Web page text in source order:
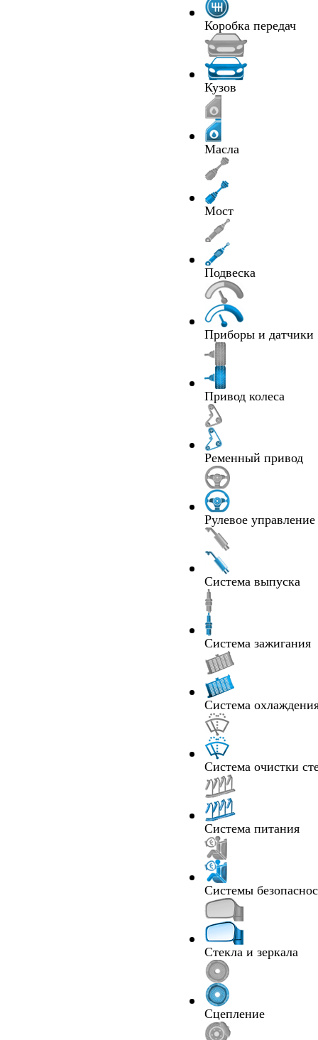
Коробка передач
Кузов
Масла
Мост
Подвеска
Приборы и датчики
Привод колеса
Ременный привод
Рулевое управление
Система выпуска
Система зажигания
Система
Система очистки
Система питания
Системы
Стекла и зеркала
Сцепление